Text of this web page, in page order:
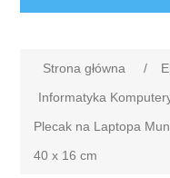
Strona główna /
Informatyka
Plecak na Laptopa
40 x 16 cm